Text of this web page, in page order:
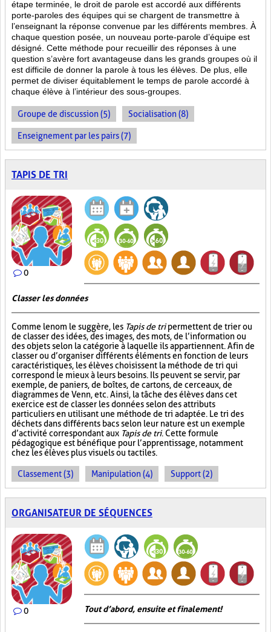
étape terminée, le droit de parole est accordé aux différents
porte-paroles des équipes qui se chargent de transmettre à
l’enseignant la réponse convenue par les différents membres. À
chaque question posée, un nouveau porte-parole d’équipe est
désigné. Cette méthode pour recueillir des réponses à une
question s’avère fort avantageuse dans les grands groupes où il
est difficile de donner la parole à tous les élèves. De plus, elle
permet de diviser équitablement le temps de parole accordé à
chaque élève à l’intérieur des sous-groupes.
Groupe de discussion (5) Socialisation (8)
Enseignement par les pairs (7)
TAPIS DE TRI
0
Classer les données
Comme le nom le suggère, les Tapis de tripermettent de trier ou
de classer des idées, des images, des mots, de l’information ou
des objets selon la catégorie à laquelle ils appartiennent. Afin de
classer ou d’organiser différents éléments en fonction de leurs
caractéristiques, les élèves choisissent la méthode de tri qui
correspond le mieux à leurs besoins. Ils peuvent se servir, par
exemple, de paniers, de boîtes, de cartons, de cerceaux, de
diagrammes de Venn, etc. Ainsi, la tâche des élèves dans cet
exercice est de classer les données selon des attributs
particuliers en utilisant une méthode de tri adaptée. Le tri des
déchets dans différents bacs selon leur nature est un exemple
d’activité correspondant aux Tapis de tri. Cette formule
pédagogique est bénéfique pour l’apprentissage, notamment
chez les élèves plus visuels ou tactiles.
Classement (3) Manipulation (4) Support (2)
ORGANISATEUR DE SÉQUENCES
0 Tout d’abord, ensuite et finalement!